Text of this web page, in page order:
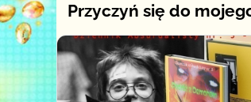
Przyczyń się do